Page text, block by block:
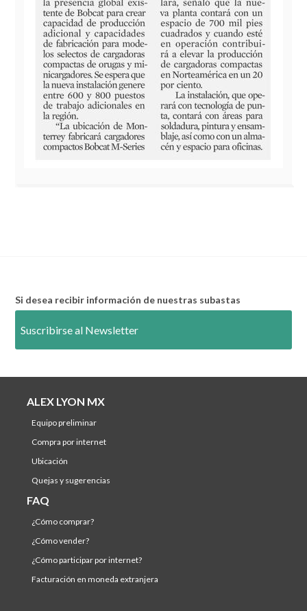
Si desea recibir información de nuestras subastas
Suscribirse al Newsletter
ALEX LYON MX
equipo preliminar
compra por internet
ubicación
quejas y sugerencias
FAQ
¿cómo comprar?
¿cómo vender?
¿cómo participar por internet?
facturación en moneda extranjera